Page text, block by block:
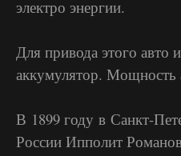
электро энергии.
Для привода этого авто
аккумулятор. Мощность
В 1899 году в Санкт-
России Ипполит